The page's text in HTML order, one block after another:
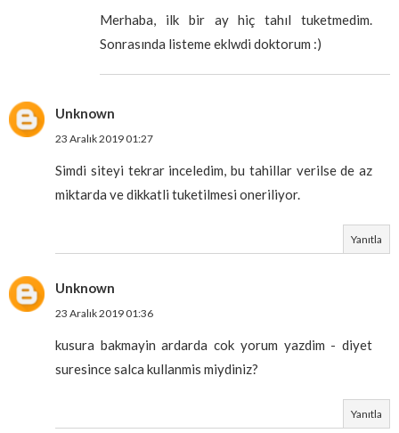
Merhaba, ilk bir ay hiç tahıl tuketmedim.
Sonrasında listeme eklwdi doktorum :)
Unknown
23 Aralık 2019 01:27
Simdi siteyi tekrar inceledim, bu tahillar verilse de az
miktarda ve dikkatli tuketilmesi oneriliyor.
Yanıtla
Unknown
23 Aralık 2019 01:36
kusura bakmayin ardarda cok yorum yazdim - diyet
suresince salca kullanmis miydiniz?
Yanıtla